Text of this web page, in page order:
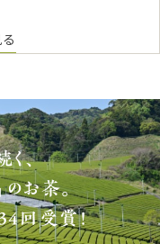
、
のお茶。
回受賞！